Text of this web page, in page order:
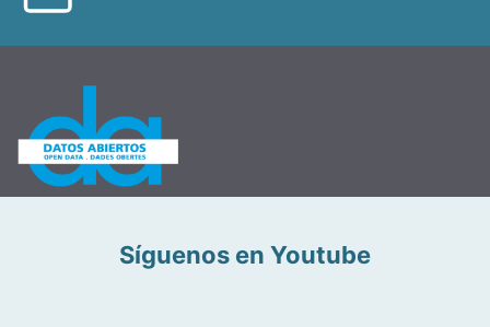
Síguenos en Youtube